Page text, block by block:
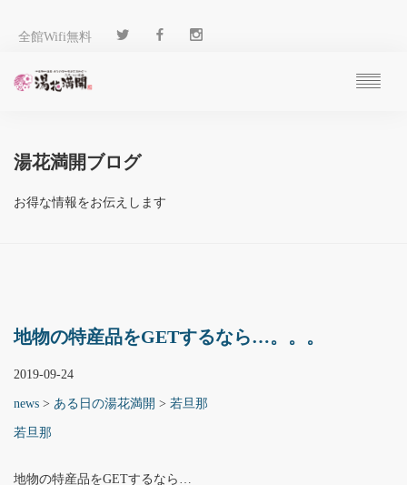
全館Wifi無料
過ごし方
客 室
温 泉
ENGLISH
湯花満開ブログ
お得な情報をお伝えします
地物の特産品をGETするなら…。。。
2019-09-24
news > ある日の湯花満開 > 若旦那
若旦那
地物の特産品をGETするなら…